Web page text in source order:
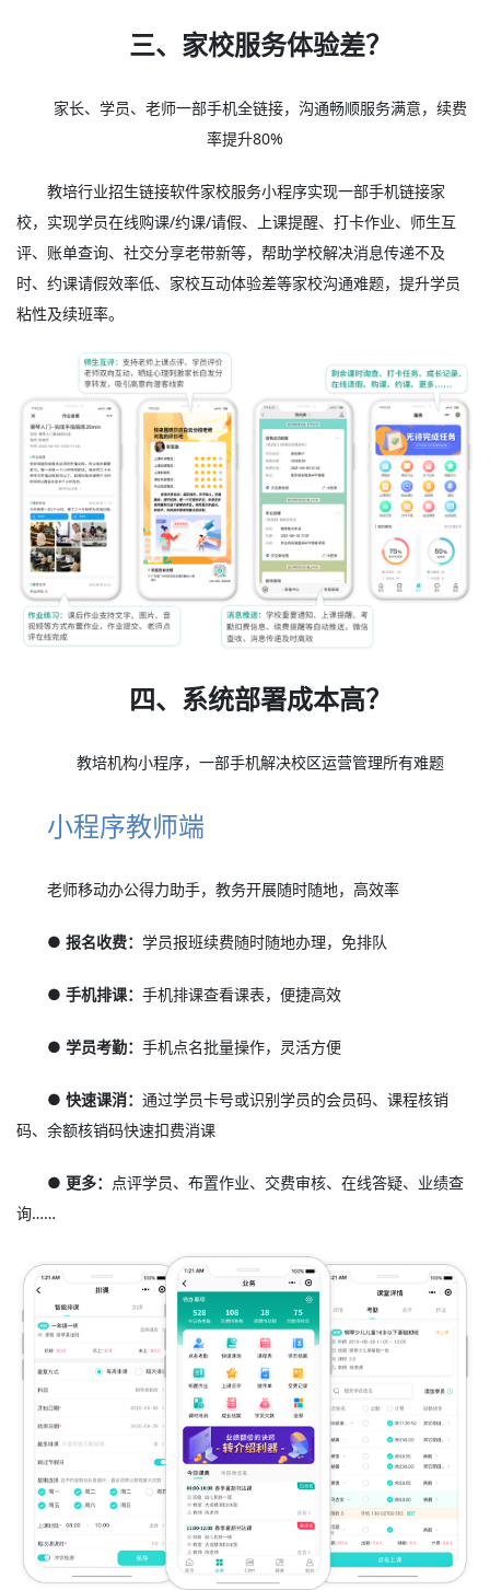
三、家校服务体验差？
家长、学员、老师一部手机全链接，沟通畅顺服务满意，续费
率提升80%
教培行业招生链接软件家校服务小程序实现一部手机链接家
校，实现学员在线购课/约课/请假、上课提醒、打卡作业、师生互
评、账单查询、社交分享老带新等，帮助学校解决消息传递不及
时、约课请假效率低、家校互动体验差等家校沟通难题，提升学员
粘性及续班率。
四、系统部署成本高？
教培机构小程序，一部手机解决校区运营管理所有难题
小程序教师端
老师移动办公得力助手，教务开展随时随地，高效率
● 报名收费：学员报班续费随时随地办理，免排队
● 手机排课：手机排课查看课表，便捷高效
● 学员考勤：手机点名批量操作，灵活方便
● 快速课消：通过学员卡号或识别学员的会员码、课程核销
码、余额核销码快速扣费消课
● 更多： 点评学员、布置作业、交费审核、在线答疑、业绩查
询……